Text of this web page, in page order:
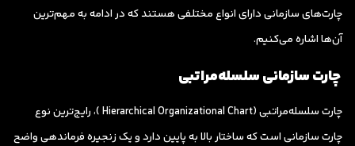
چارت‌های سازمانی دارای انواع مختلفی هستند که در ادامه به مهم‌ترین
آن‌ها اشاره می‌کنیم.
چارت سازمانی سلسله‌مراتبی
چارت سلسله‌مراتبی (Hierarchical Organizational Chart )، رایج‌ترین نوع
چارت سازمانی است که ساختار بالا به پایین دارد و یک زنجیره فرماندهی واضح